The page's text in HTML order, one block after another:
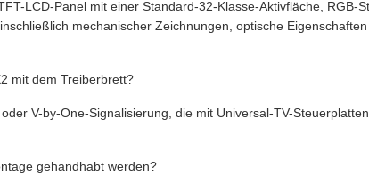
LCD-Panel mit einer Standard-32-Klasse-Aktivfläche,
mechanischer Zeichnungen, optische
mit dem Treiberbrett?
V-by-One-Signalisierung, die mit Universal-TV-
gehandhabt werden?